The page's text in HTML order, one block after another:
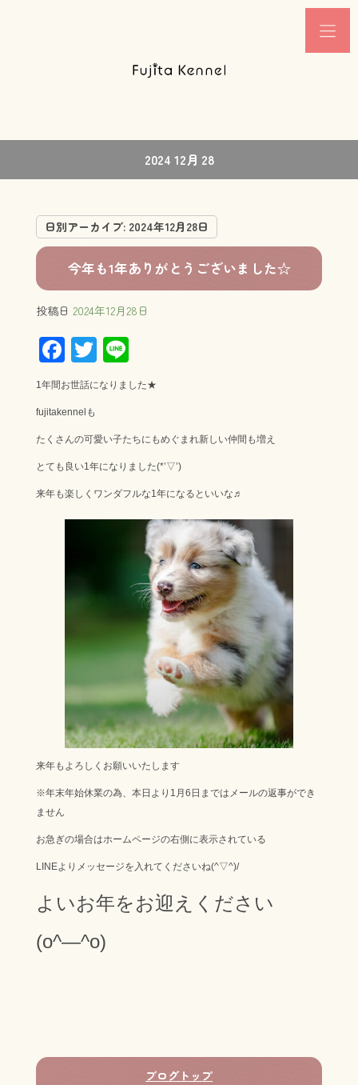
2024 12月 28
日別アーカイブ: 2024年12月28日
今年も1年ありがとうございました☆
投稿日 2024年12月28日
F
ac
e
b
o
ok
T
wi
tt
er
Li
ne
1年間お世話になりました★
fujitakennelも
たくさんの可愛い子たちにもめぐまれ新しい仲間も増え
とても良い1年になりました(*’▽’)
来年も楽しくワンダフルな1年になるといいな♬
来年もよろしくお願いいたします
※年末年始休業の為、本日より1月6日まではメールの返事ができ
ません
お急ぎの場合はホームページの右側に表示されている
LINEよりメッセージを入れてくださいね(^▽^)/
よいお年をお迎えください
(o^―^o)
ブログトップ